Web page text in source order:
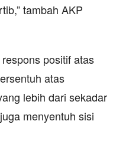
tambah AKP
positif atas
atas
lebih dari sekadar
menyentuh sisi